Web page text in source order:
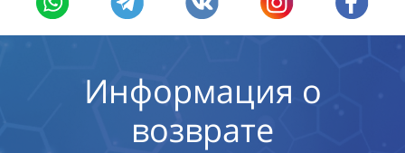
Информация о
возврате